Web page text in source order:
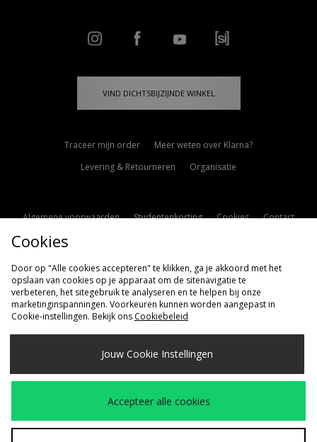
VIND DICHTSBIJZIJNDE WINKEL
Traceer mijn order
Meer weten over Klarna?
Levering & Retourneren
Organisatie
Algemene voorwaarden Studentenkorting Cookies
Contact
Cookie Instellingen
Verzenden Naar
Nederland
Wij accepteren de volgende betaalmethoden
Cookies
Door op "Alle cookies accepteren" te klikken, ga je akkoord met het
opslaan van cookies op je apparaat om de sitenavigatie te
verbeteren, het sitegebruik te analyseren en te helpen bij onze
marketinginspanningen. Voorkeuren kunnen worden aangepast in
Cookie-instellingen. Bekijk ons Cookiebeleid
Jouw Cookie Instellingen
Accepteer alle cookies